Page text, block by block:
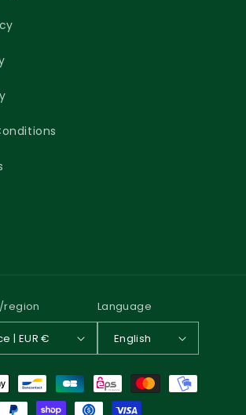
region
France | EUR €
Language
English